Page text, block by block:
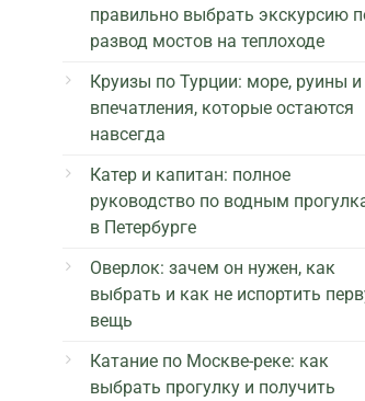
правильно выбрать экскурсию
развод мостов на теплоходе
Круизы по Турции: море, руины и
впечатления, которые остаются
навсегда
Катер и капитан: полное
руководство по водным
в Петербурге
Оверлок: зачем он нужен, как
выбрать и как не испортить
вещь
Катание по Москве-реке: как
выбрать прогулку и получить